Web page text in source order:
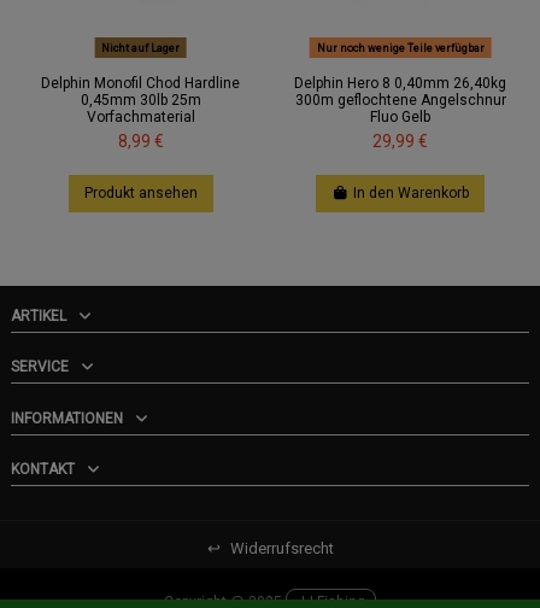
Nicht auf Lager
Delphin Monofil Chod Hardline
0,45mm 30lb 25m
Vorfachmaterial
8,99 €
Produkt ansehen
Nur noch wenige Teile verfügbar
Delphin Hero 8 0,40mm 26,40kg
300m geflochtene Angelschnur
Fluo Gelb
29,99 €
In den Warenkorb
ARTIKEL
SERVICE
INFORMATIONEN
KONTAKT
↩ Widerrufsrecht
Copyright @ 2025 JJ-Fishing